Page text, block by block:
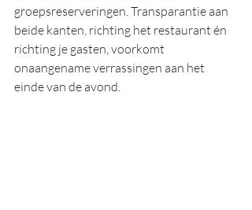
groepsreserveringen. Transparantie aan
beide kanten, richting het restaurant én
richting je gasten, voorkomt
onaangename verrassingen aan het
einde van de avond.